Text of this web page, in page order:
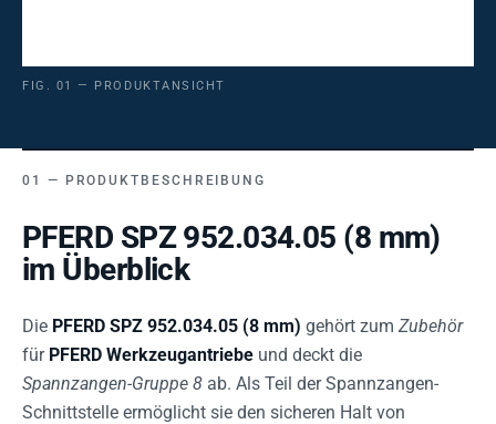
FIG. 01 — PRODUKTANSICHT
PRODUKTBESCHREIBUNG
PFERD SPZ 952.034.05 (8 mm)
im Überblick
Die PFERD SPZ 952.034.05 (8 mm) gehört zum Zubehör
für PFERD Werkzeugantriebe und deckt die
Spannzangen-Gruppe 8 ab. Als Teil der Spannzangen-
Schnittstelle ermöglicht sie den sicheren Halt von